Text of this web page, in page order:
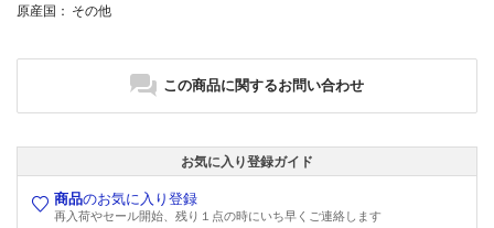
原産国 ： その他
この商品に関するお問い合わせ
お気に入り登録ガイド
商品のお気に入り登録
再入荷やセール開始、残り１点の時にいち早くご連絡します